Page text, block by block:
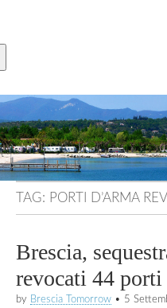
TAG: PORTI D’ARMA
Brescia,
revocati 44 porti
by Brescia Tomorrow • 5